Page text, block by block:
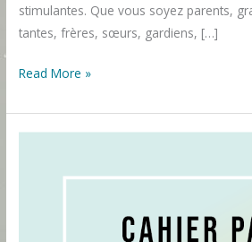
stimulantes. Que vous soyez parents,
tantes, frères, sœurs, gardiens, […]
Read More »